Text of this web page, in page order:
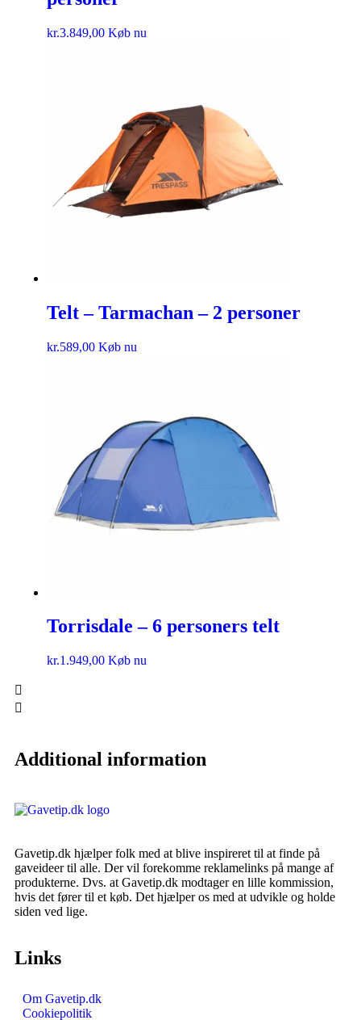
kr.3.849,00 Køb nu
Telt – Tarmachan – 2 personer
kr.589,00 Køb nu
Torrisdale – 6 personers telt
kr.1.949,00 Køb nu
Additional information
Gavetip.dk hjælper folk med at blive inspireret til at finde på
gaveideer til alle. Der vil forekomme reklamelinks på mange af
produkterne. Dvs. at Gavetip.dk modtager en lille kommission,
hvis det fører til et køb. Det hjælper os med at udvikle og holde
siden ved lige.
Links
Om Gavetip.dk
Cookiepolitik